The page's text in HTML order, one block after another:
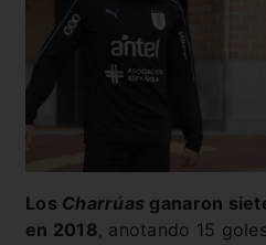
Los Charrúas ganaron
en 2018, anotando 15